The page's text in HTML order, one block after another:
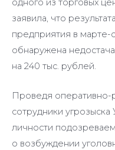
одного из торговых
заявила, что
предприятия в марте-
обнаружена
на 240 тыс. рублей.
Проведя
сотрудники
личности
о возбуждении